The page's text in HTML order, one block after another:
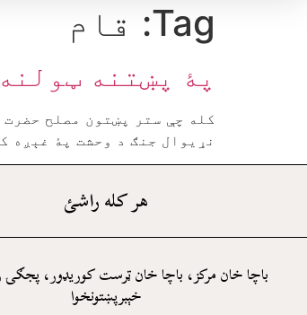
Tag: قام
پۀ پښتنه
کله چې ستر پښتون مصلح
نړيوال جنګ د وحشت پۀ غېږه
هر کله راشئ
باچا خان مرکز، باچا خان ټرست کوريډور، پجګۍ
خېبرپښتونخوا